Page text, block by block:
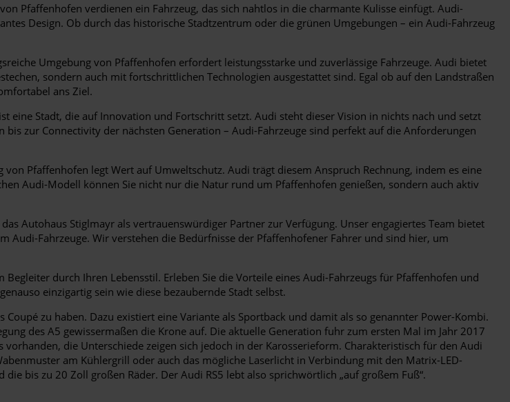
Pfaffenhofen verdienen ein Fahrzeug, das sich nahtlos in die charmante Kulisse einfügt. Audi-
Design. Ob durch das historische Stadtzentrum oder die grünen Umgebungen – ein Audi-Fahrzeug
Umgebung von Pfaffenhofen erfordert leistungsstarke und zuverlässige Fahrzeuge. Audi bietet
sondern auch mit fortschrittlichen Technologien ausgestattet sind. Egal ob auf den Landstraßen
ans Ziel.
eine Stadt, die auf Innovation und Fortschritt setzt. Audi steht dieser Vision in nichts nach und setzt
zur Connectivity der nächsten Generation – Audi-Fahrzeuge sind perfekt auf die Anforderungen
von Pfaffenhofen legt Wert auf Umweltschutz. Audi trägt diesem Anspruch Rechnung, indem es eine
Audi-Modell können Sie nicht nur die Natur rund um Pfaffenhofen genießen, sondern auch aktiv
Autohaus Stiglmayr als vertrauenswürdiger Partner zur Verfügung. Unser engagiertes Team bietet
Audi-Fahrzeuge. Wir verstehen die Bedürfnisse der Pfaffenhofener Fahrer und sind hier, um
durch Ihren Lebensstil. Erleben Sie die Vorteile eines Audi-Fahrzeugs für Pfaffenhofen und
einzigartig sein wie diese bezaubernde Stadt selbst.
zu haben. Dazu existiert eine Variante als Sportback und damit als so genannter Power-Kombi.
des A5 gewissermaßen die Krone auf. Die aktuelle Generation fuhr zum ersten Mal im Jahr 2017
die Unterschiede zeigen sich jedoch in der Karosserieform. Charakteristisch für den Audi
am Kühlergrill oder auch das mögliche Laserlicht in Verbindung mit den Matrix-LED-
bis zu 20 Zoll großen Räder. Der Audi RS5 lebt also sprichwörtlich „auf großem Fuß“.